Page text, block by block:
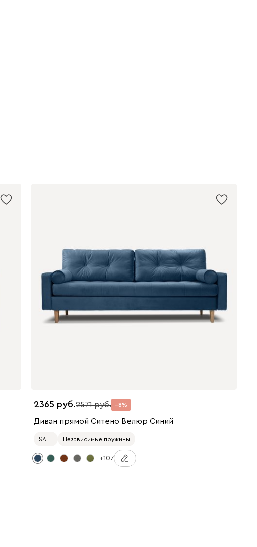
2365 2571 8
Диван прямой Ситено Велюр Синий
SALE Независимые пружины
+107